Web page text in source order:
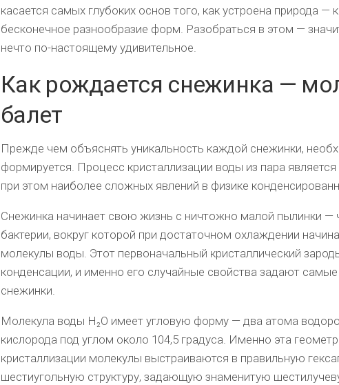
касается самых глубоких основ того, как устроена природа —
бесконечное разнообразие форм. Разобраться в этом —
нечто по-настоящему удивительное.
Как рождается снежинка —
балет
Прежде чем объяснять уникальность каждой снежинки,
формируется. Процесс кристаллизации воды из пара
при этом наиболее сложных явлений в физике
Снежинка начинает свою жизнь с ничтожно малой пылинки —
бактерии, вокруг которой при достаточном охлаждении
молекулы воды. Этот первоначальный кристаллический
конденсации, и именно его случайные свойства задают
снежинки.
Молекула воды H₂O имеет угловую форму — два атома
кислорода под углом около 104,5 градуса. Именно эта
кристаллизации молекулы выстраиваются в правильную
шестиугольную структуру, задающую знаменитую